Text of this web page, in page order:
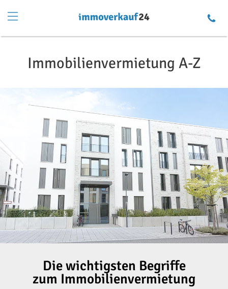
Immobilienvermietung A-Z
Die wichtigsten Begriffe
zum Immobilienvermietung